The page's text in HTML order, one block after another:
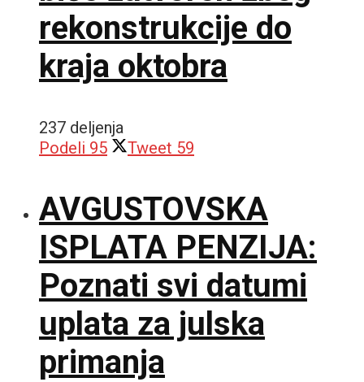
rekonstrukcije do
kraja oktobra
237 deljenja
Podeli 95 Tweet 59
AVGUSTOVSKA
ISPLATA PENZIJA:
Poznati svi datumi
uplata za julska
primanja